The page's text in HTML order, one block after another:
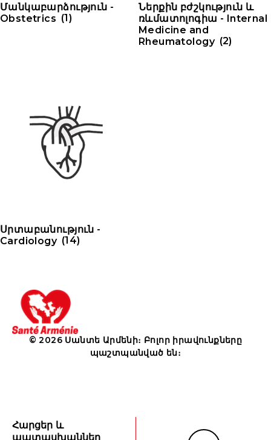
Մանկաբարձություն -
Obstetrics (1)
Ներքին բժշկություն և
ռևմատոլոգիա - Internal
Medicine and
Rheumatology (2)
Սրտաբանություն -
Cardiology (14)
© 2026 Սանտե Արմենի։ Բոլոր իրավունքները
պաշտպանված են։
Հարցեր և
պատասխաններ